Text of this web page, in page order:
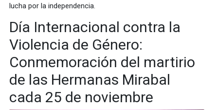
lucha por la independencia.
Día Internacional contra la
Violencia de Género:
Conmemoración del martirio
de las Hermanas Mirabal
cada 25 de noviembre